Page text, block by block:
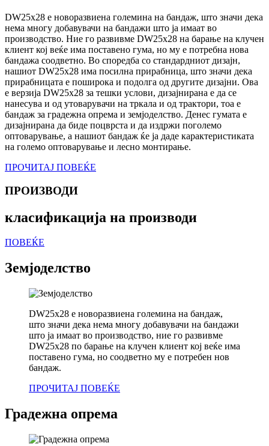
DW25x28 е новоразвиена големина на бандаж, што значи дека
нема многу добавувачи на бандажи што ја имаат во
производство. Ние го развивме DW25x28 на барање на клучен
клиент кој веќе има поставено гума, но му е потребна нова
бандажа соодветно. Во споредба со стандардниот дизајн,
нашиот DW25x28 има посилна прирабница, што значи дека
прирабницата е поширока и подолга од другите дизајни. Ова
е верзија DW25x28 за тешки услови, дизајнирана е да се
нанесува и од утоварувачи на тркала и од трактори, тоа е
бандаж за градежна опрема и земјоделство. Денес гумата е
дизајнирана да биде поцврста и да издржи поголемо
оптоварување, а нашиот бандаж ќе ја даде карактеристиката
на големо оптоварување и лесно монтирање.
ПРОЧИТАЈ ПОВЕЌЕ
ПРОИЗВОДИ
класификација на производи
ПОВЕЌЕ
Земјоделство
DW25x28 е новоразвиена големина на бандаж,
што значи дека нема многу добавувачи на бандажи
што ја имаат во производство, ние го развивме
DW25x28 по барање на клучен клиент кој веќе има
поставено гума, но соодветно му е потребен нов
бандаж.
ПРОЧИТАЈ ПОВЕЌЕ
Градежна опрема